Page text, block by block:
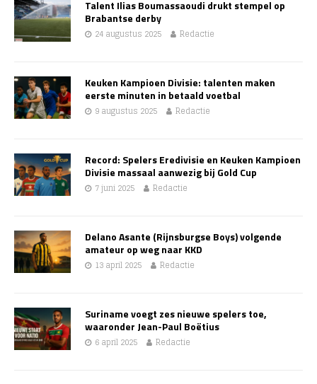
Talent Ilias Boumassaoudi drukt stempel op
Brabantse derby
24 augustus 2025 Redactie
Keuken Kampioen Divisie: talenten maken
eerste minuten in betaald voetbal
9 augustus 2025 Redactie
Record: Spelers Eredivisie en Keuken Kampioen
Divisie massaal aanwezig bij Gold Cup
7 juni 2025 Redactie
Delano Asante (Rijnsburgse Boys) volgende
amateur op weg naar KKD
13 april 2025 Redactie
Suriname voegt zes nieuwe spelers toe,
waaronder Jean-Paul Boëtius
6 april 2025 Redactie